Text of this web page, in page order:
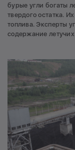
бурые угли богаты
твердого остатка.
топлива. Эксперты
содержание